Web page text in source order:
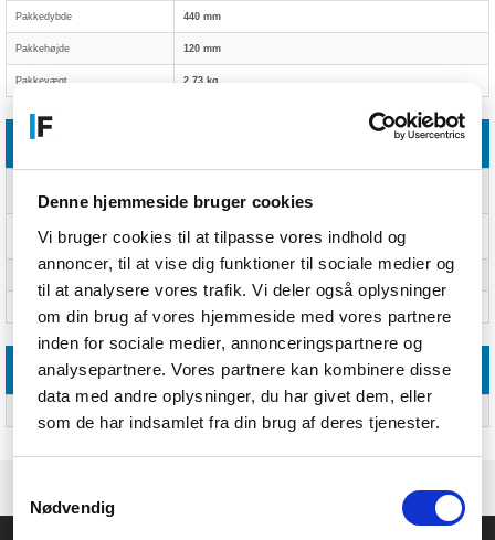
Denne hjemmeside bruger cookies
Vi bruger cookies til at tilpasse vores indhold og
annoncer, til at vise dig funktioner til sociale medier og
til at analysere vores trafik. Vi deler også oplysninger
om din brug af vores hjemmeside med vores partnere
inden for sociale medier, annonceringspartnere og
analysepartnere. Vores partnere kan kombinere disse
data med andre oplysninger, du har givet dem, eller
som de har indsamlet fra din brug af deres tjenester.
Nødvendig
Pakkedybde 440 mm
Pakkehøjde 120 mm
Pakkevægt 2,73 kg
CO2-aftryk
CO2e)
Refurbishment impact (kg of
CO2e)
6,79
Avoided emissions (kg of CO2e) 237,77
Andre funktioner